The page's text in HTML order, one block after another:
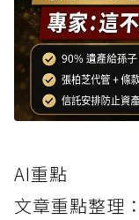
AI重點
文章重點整理：